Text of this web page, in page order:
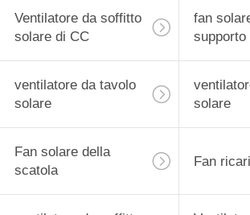
Ventilatore da soffitto
solare di CC
fan
supporto
ventilatore da tavolo
solare
solare
Fan solare della
scatola
Fan